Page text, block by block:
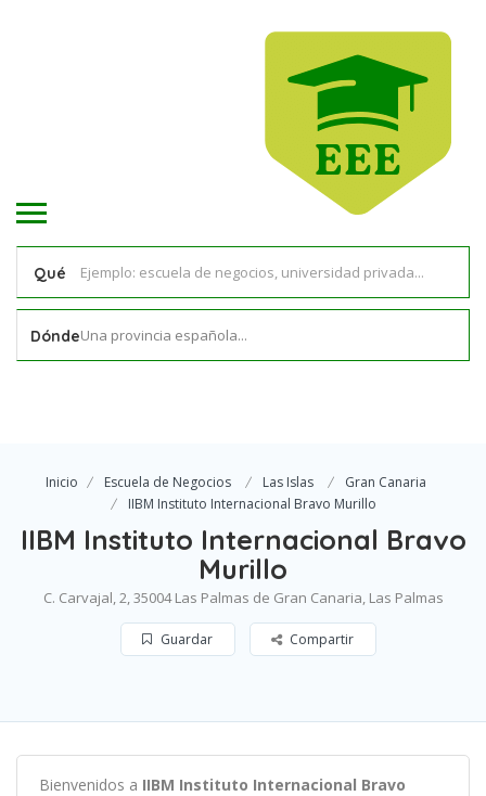
Qué
DóndeUna provincia española...
Inicio Escuela de Negocios Las Islas
Gran Canaria
IIBM Instituto Internacional Bravo Murillo
IIBM Instituto Internacional Bravo
Murillo
C. Carvajal, 2, 35004 Las Palmas de Gran Canaria, Las Palmas
Guardar Compartir
Bienvenidos a IIBM Instituto Internacional Bravo